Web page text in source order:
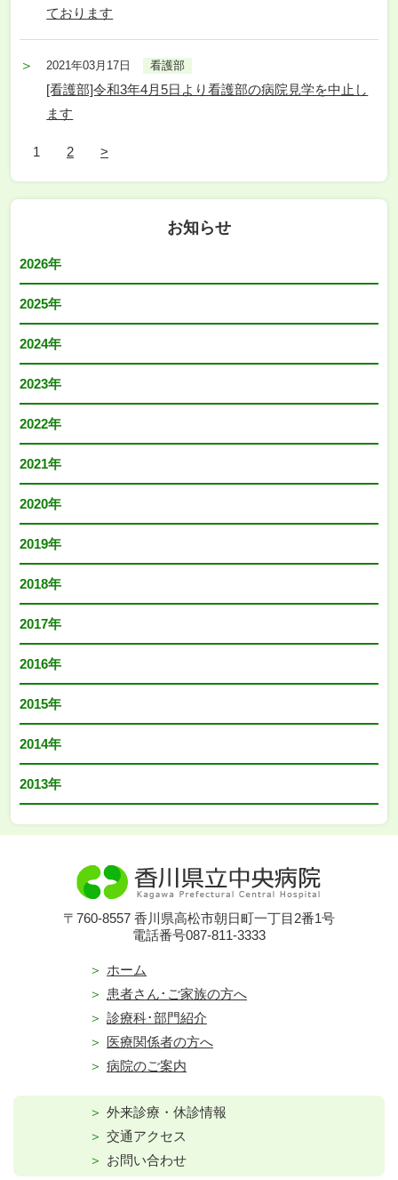
ております
2021年03月17日 看護部
[看護部]令和3年4月5日より看護部の病院見学を中止し
ます
1 2 >
お知らせ
2026年
2025年
2024年
2023年
2022年
2021年
2020年
2019年
2018年
2017年
2016年
2015年
2014年
2013年
〒760-8557 香川県高松市朝日町一丁目2番1号
電話番号087-811-3333
ホーム
患者さん･ご家族の方へ
診療科･部門紹介
医療関係者の方へ
病院のご案内
外来診療・休診情報
交通アクセス
お問い合わせ